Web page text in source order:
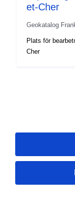
et-Cher
Geokatalog
Plats för
Cher